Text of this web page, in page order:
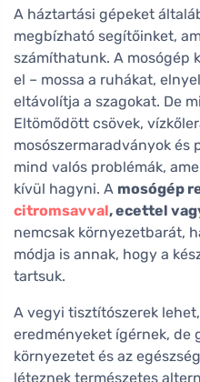
A háztartási gépeket
megbízható segítőinket,
számíthatunk. A mosógép
el – mossa a ruhákat,
eltávolítja a szagokat. De
Eltömődött csövek,
mosószermaradványok és
mind valós problémák,
kívül hagyni. A mosógép
citromsavval, ecettel
nemcsak környezetbarát,
módja is annak, hogy a
tartsuk.
A vegyi tisztítószerek
eredményeket ígérnek, de
környezetet és az
léteznek természetes